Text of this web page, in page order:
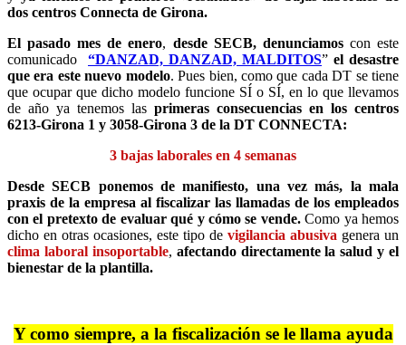
dos centros Connecta de Girona.
El pasado mes de enero, desde SECB, denunciamoscon este
comunicado “DANZAD, DANZAD, MALDITOS” el desastre
que era este nuevo modelo. Pues bien, como que cada DT se tiene
que ocupar que dicho modelo funcione SÍ o SÍ, en lo que llevamos
de año ya tenemos las primeras consecuencias en los centros
6213-Girona 1 y 3058-Girona 3 de la DT CONNECTA:
3 bajas laborales en 4 semanas
Desde SECB ponemos de manifiesto, una vez más, la mala
praxis de la empresa al fiscalizar las llamadas de los empleados
con el pretexto de evaluar qué y cómo se vende.Como ya hemos
dicho en otras ocasiones, este tipo de vigilancia abusiva genera un
clima laboral insoportable, afectando directamente la salud y el
bienestar de la plantilla.
Y como siempre, a la fiscalización se le llama ayuda